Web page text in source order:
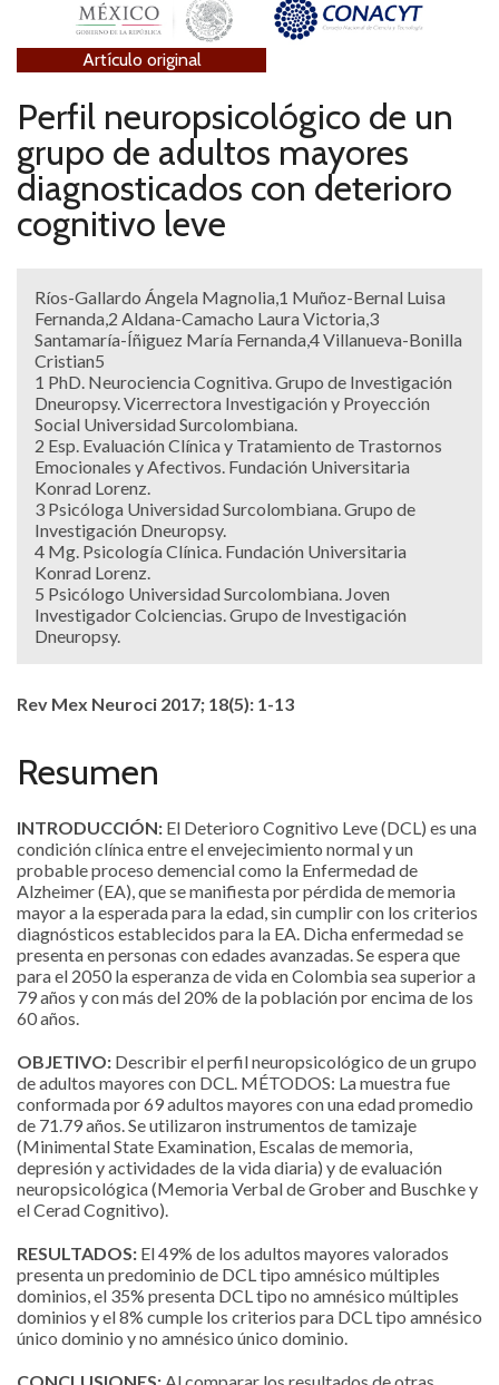
Artículo original
Perfil neuropsicológico de un
grupo de adultos mayores
diagnosticados con deterioro
cognitivo leve
Ríos-Gallardo Ángela Magnolia,1 Muñoz-Bernal Luisa
Fernanda,2 Aldana-Camacho Laura Victoria,3
Santamaría-Íñiguez María Fernanda,4 Villanueva-Bonilla
Cristian5
1 PhD. Neurociencia Cognitiva. Grupo de Investigación
Dneuropsy. Vicerrectora Investigación y Proyección
Social Universidad Surcolombiana.
2 Esp. Evaluación Clínica y Tratamiento de Trastornos
Emocionales y Afectivos. Fundación Universitaria
Konrad Lorenz.
3 Psicóloga Universidad Surcolombiana. Grupo de
Investigación Dneuropsy.
4 Mg. Psicología Clínica. Fundación Universitaria
Konrad Lorenz.
5 Psicólogo Universidad Surcolombiana. Joven
Investigador Colciencias. Grupo de Investigación
Dneuropsy.
Rev Mex Neuroci 2017; 18(5): 1-13
Resumen
INTRODUCCIÓN: El Deterioro Cognitivo Leve (DCL) es una
condición clínica entre el envejecimiento normal y un
probable proceso demencial como la Enfermedad de
Alzheimer (EA), que se manifiesta por pérdida de memoria
mayor a la esperada para la edad, sin cumplir con los criterios
diagnósticos establecidos para la EA. Dicha enfermedad se
presenta en personas con edades avanzadas. Se espera que
para el 2050 la esperanza de vida en Colombia sea superior a
79 años y con más del 20% de la población por encima de los
60 años.
OBJETIVO: Describir el perfil neuropsicológico de un grupo
de adultos mayores con DCL. MÉTODOS: La muestra fue
conformada por 69 adultos mayores con una edad promedio
de 71.79 años. Se utilizaron instrumentos de tamizaje
(Minimental State Examination, Escalas de memoria,
depresión y actividades de la vida diaria) y de evaluación
neuropsicológica (Memoria Verbal de Grober and Buschke y
el Cerad Cognitivo).
RESULTADOS: El 49% de los adultos mayores valorados
presenta un predominio de DCL tipo amnésico múltiples
dominios, el 35% presenta DCL tipo no amnésico múltiples
dominios y el 8% cumple los criterios para DCL tipo amnésico
único dominio y no amnésico único dominio.